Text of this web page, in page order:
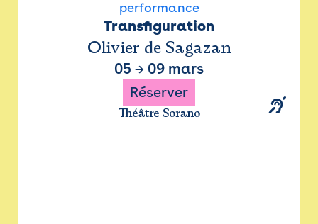
performance
Transfiguration
Olivier de Sagazan
05 → 09 mars
Réserver
Théâtre Sorano